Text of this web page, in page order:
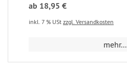
ab 18,95 €
inkl. 7 % USt zzgl. Versandkosten
mehr...